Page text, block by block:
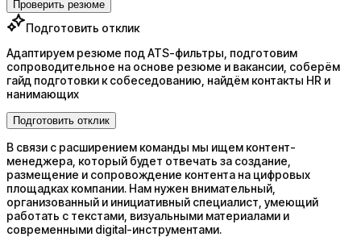
Проверить резюме
Подготовить отклик
Адаптируем резюме под ATS-фильтры, подготовим
сопроводительное на основе резюме и вакансии, соберём
гайд подготовки к собеседованию, найдём контакты HR и
нанимающих
Подготовить отклик
В связи с расширением команды мы ищем контент-
менеджера, который будет отвечать за создание,
размещение и сопровождение контента на цифровых
площадках компании. Нам нужен внимательный,
организованный и инициативный специалист, умеющий
работать с текстами, визуальными материалами и
современными digital-инструментами.